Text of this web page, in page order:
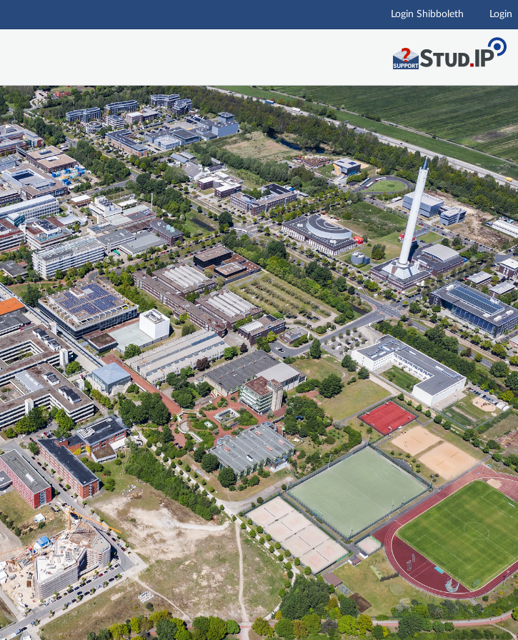
Hauptnavigation
Login Shibboleth Login